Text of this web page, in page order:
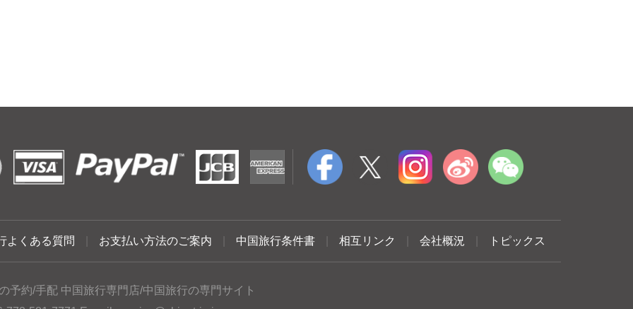
よくある質問 お支払い方法のご案内 中国旅行条件書 相互リンク 会社概況 トピックス
予約/手配 中国旅行専門店/中国旅行の専門サイト